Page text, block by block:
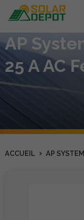
Contenu
principal
AP
25 A AC
ACCUEIL › AP